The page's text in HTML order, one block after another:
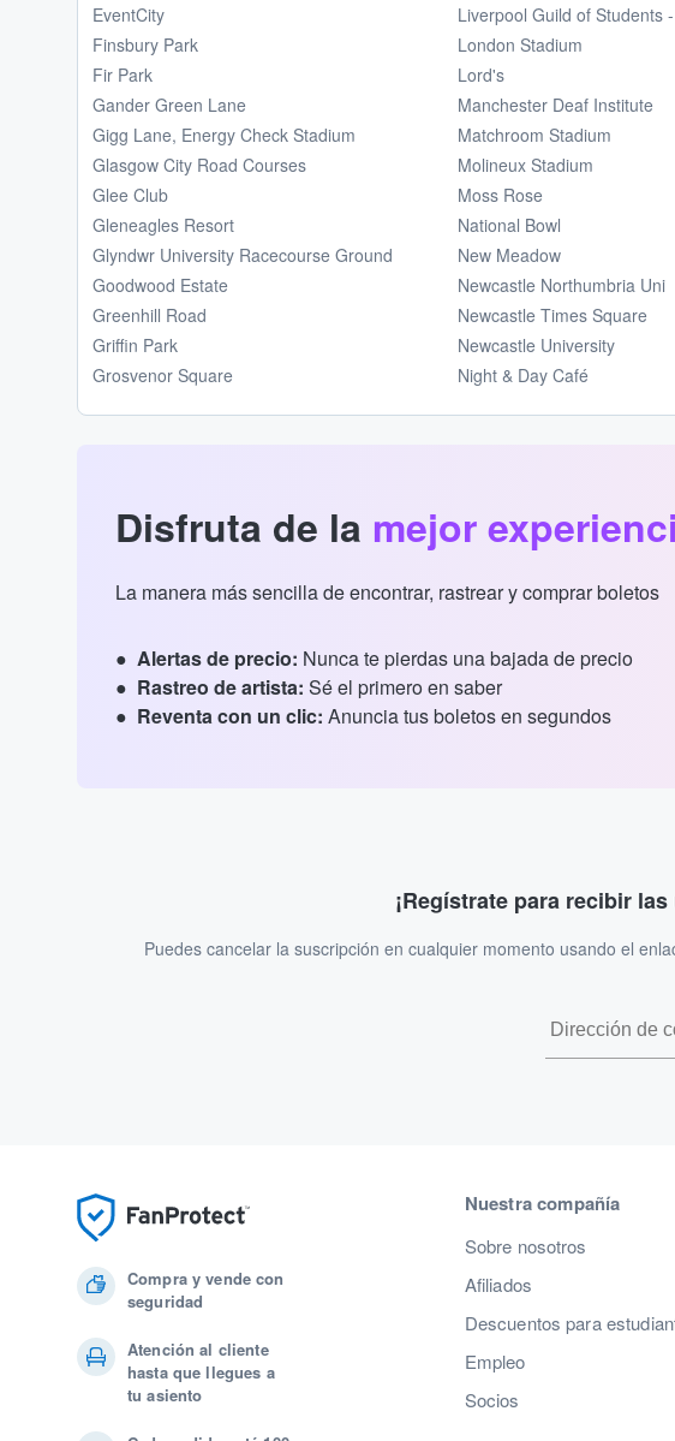
EventCity
Finsbury Park
Fir Park
Gander Green Lane
Gigg Lane, Energy Check Stadium
Glasgow City Road Courses
Glee Club
Gleneagles Resort
Glyndwr University Racecourse Ground
Goodwood Estate
Greenhill Road
Griffin Park
Grosvenor Square
Liverpool Guild of Students
London Stadium
Lord's
Manchester Deaf Institute
Matchroom Stadium
Molineux Stadium
Moss Rose
National Bowl
New Meadow
Newcastle Northumbria Uni
Newcastle Times Square
Newcastle University
Night & Day Café
Disfruta de la mejor
La manera más sencilla de encontrar, rastrear y comprar boletos
Alertas de precio: Nunca te pierdas una bajada de precio
Rastreo de artista: Sé el primero en saber
Reventa con un clic: Anuncia tus boletos en segundos
¡Regístrate para recibir
Puedes cancelar la suscripción en cualquier momento usando el
Compra y vende con
seguridad
Atención al cliente
hasta que llegues a
tu asiento
Nuestra compañía
Sobre nosotros
Afiliados
Descuentos para
Empleo
Socios